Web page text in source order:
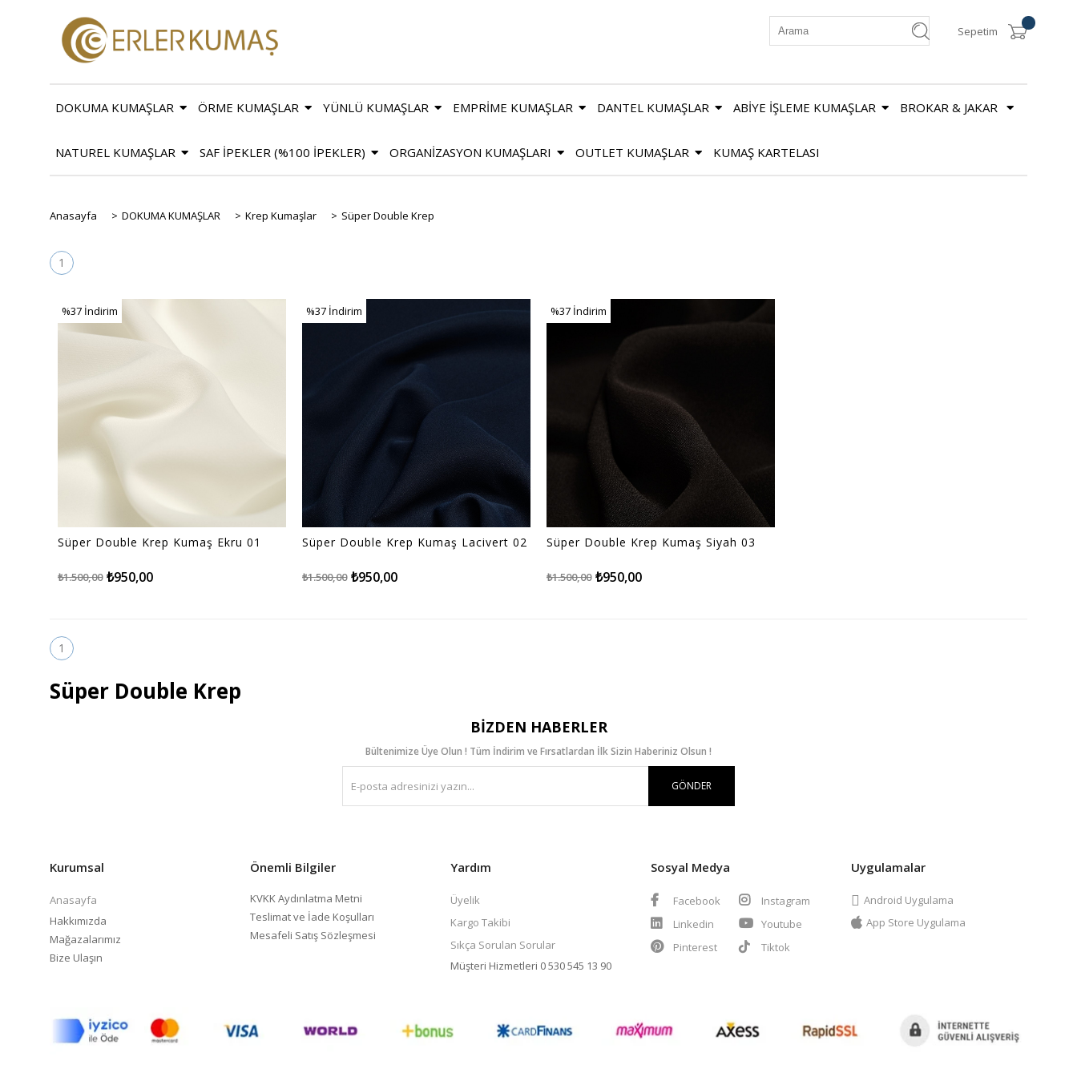
Sepetim
DOKUMA KUMAŞLAR ÖRME KUMAŞLAR YÜNLÜ KUMAŞLAR EMPRİME KUMAŞLAR DANTEL KUMAŞLAR ABİYE İŞLEME KUMAŞLAR BROKAR & JAKAR
NATUREL KUMAŞLAR SAF İPEKLER (%100 İPEKLER) ORGANİZASYON KUMAŞLARI OUTLET KUMAŞLAR KUMAŞ KARTELASI
Anasayfa > DOKUMA KUMAŞLAR > Krep Kumaşlar > Süper Double Krep
1
Süper Double Krep Kumaş Ekru 01
₺950,00
₺1.500,00
%37 İndirim
%37İndirim
Süper Double Krep Kumaş Lacivert 02
₺950,00
₺1.500,00
%37 İndirim
Süper Double Krep Kumaş Siyah 03
₺950,00
₺1.500,00
%37 İndirim
1
Süper Double Krep
BIZDEN HABERLER
Bültenimize Üye Olun ! Tüm İndirim ve Fırsatlardan İlk Sizin Haberiniz Olsun !
GÖNDER
Kurumsal
Anasayfa
Hakkımızda
Mağazalarımız
Bize Ulaşın
Önemli Bilgiler
KVKK Aydınlatma Metni
Teslimat ve İade Koşulları
Mesafeli Satış Sözleşmesi
Yardım
Üyelik
Kargo Takibi
Sıkça Sorulan Sorular
Müşteri Hizmetleri 0 530 545 13 90
Sosyal Medya
Facebook
Instagram
Linkedin
Youtube
Pinterest
Tiktok
Uygulamalar
Android Uygulama
App Store Uygulama